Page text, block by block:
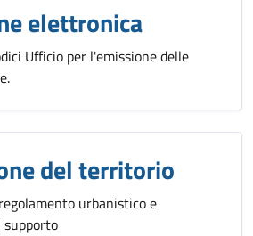
elettronica
Ufficio per l'emissione delle
del territorio
urbanistico e
supporto